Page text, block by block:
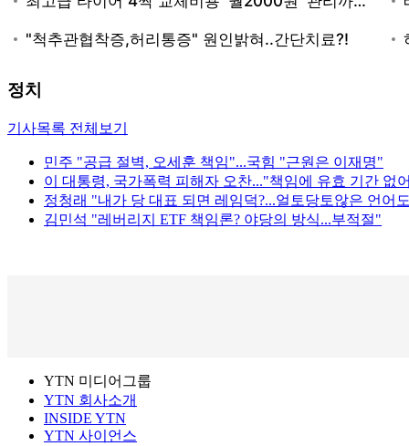
정치
기사목록 전체보기
민주 "공급 절벽, 오세훈 책임"...국힘 "근원은 이재명"
이 대통령, 국가폭력 피해자 오찬..."책임에 유효 기간 없
정청래 "내가 당 대표 되면 레임덕?...얼토당토않은 언어
김민석 "레버리지 ETF 책임론? 야당의 방식...부적절"
YTN 미디어그룹
YTN 회사소개
INSIDE YTN
YTN 사이언스